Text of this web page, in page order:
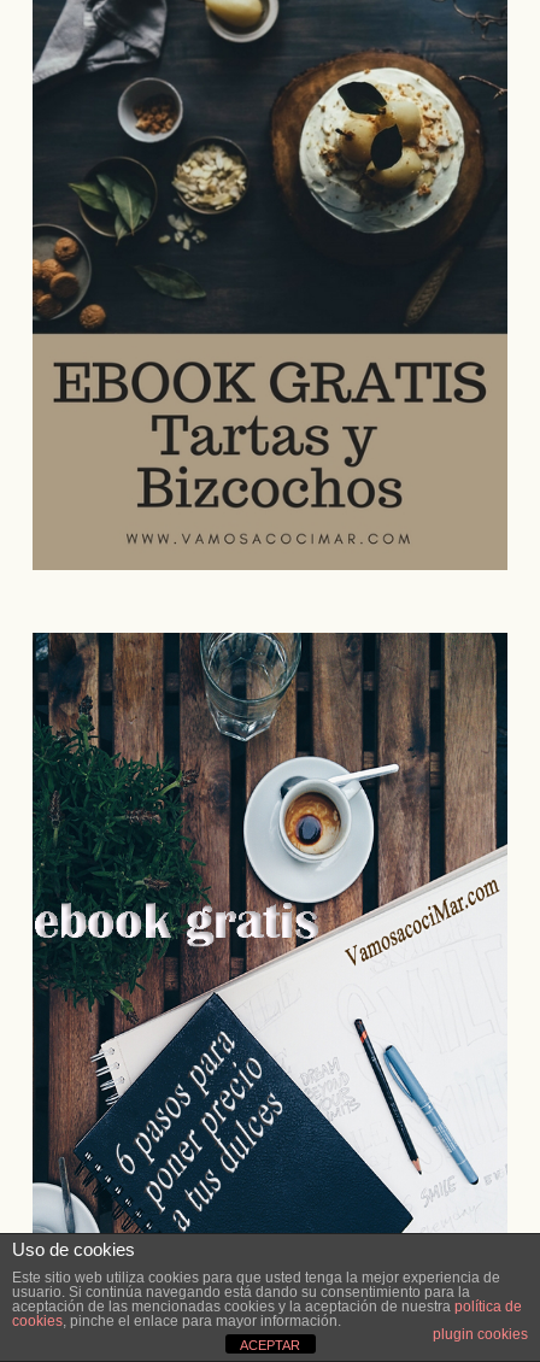
Uso de cookies
Este sitio web utiliza cookies para que usted tenga la mejor experiencia de
usuario. Si continúa navegando está dando su consentimiento para la
aceptación de las mencionadas cookies y la aceptación de nuestra política de
cookies, pinche el enlace para mayor información.
plugin cookies
ACEPTAR